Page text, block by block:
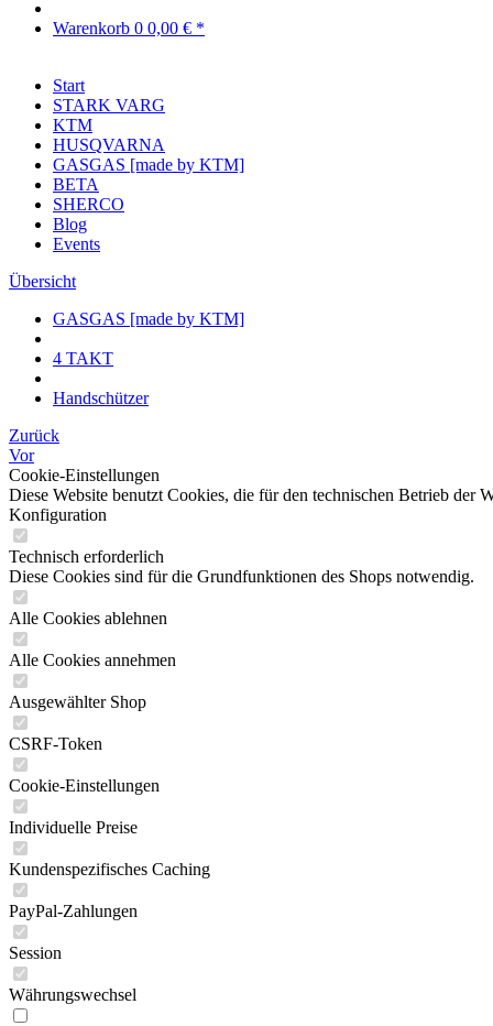
Warenkorb 0 0,00 € *
Start
STARK VARG
KTM
HUSQVARNA
GASGAS [made by KTM]
BETA
SHERCO
Blog
Events
Übersicht
GASGAS [made by KTM]
4 TAKT
Handschützer
Zurück
Vor
Cookie-Einstellungen
Diese Website benutzt Cookies, die für den technischen Betrieb der
Konfiguration
Technisch erforderlich
Diese Cookies sind für die Grundfunktionen des Shops notwendig.
Alle Cookies ablehnen
Alle Cookies annehmen
Ausgewählter Shop
CSRF-Token
Cookie-Einstellungen
Individuelle Preise
Kundenspezifisches Caching
PayPal-Zahlungen
Session
Währungswechsel